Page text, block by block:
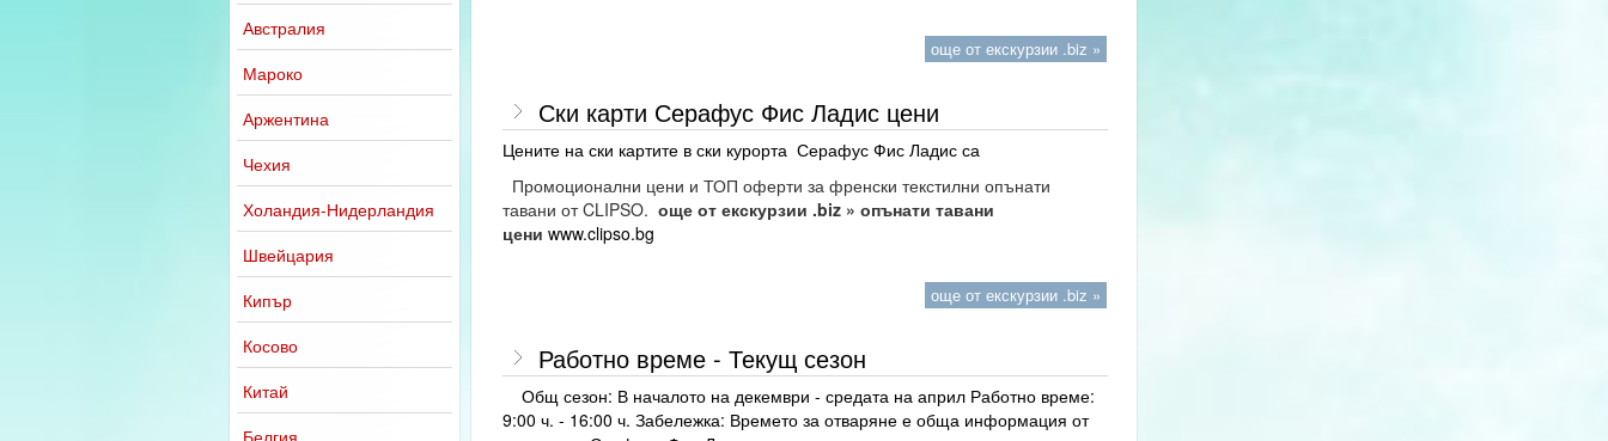
Австралия
Мароко
Аржентина
Чехия
Холандия-Нидерландия
Швейцария
Кипър
Косово
Китай
Белгия
още от екскурзии .biz »
Ски карти Серафус Фис Ладис цени
Цените на ски картите в ски курорта Серафус Фис Ладис са
Промоционални цени и ТОП оферти за френски текстилни опънати
тавани от CLIPSO. още от екскурзии .biz » опънати тавани
цени www.clipso.bg
още от екскурзии .biz »
Работно време - Текущ сезон
Общ сезон: В началото на декември - средата на април Работно време:
9:00 ч. - 16:00 ч. Забележка: Времето за отваряне е обща информация от